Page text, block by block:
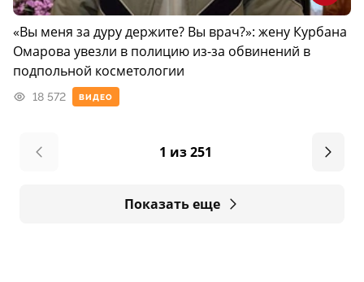
ВИДЕО
«Вы меня за дуру держите? Вы врач?»: жену Курбана
Омарова увезли в полицию из-за обвинений в
подпольной косметологии
18 572
1 из 251
Показать еще